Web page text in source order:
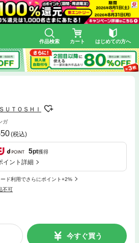
作品検索 カート はじめての方へ
ＵＴＯＳＨＩ
ガ
(税込)
5pt獲得
イント詳細
ド利用でさらにポイント+2%
不可
今すぐ買う